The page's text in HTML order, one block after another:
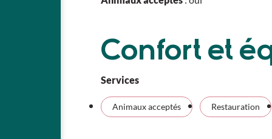
Confort et
Services
Animaux acceptés Restauration